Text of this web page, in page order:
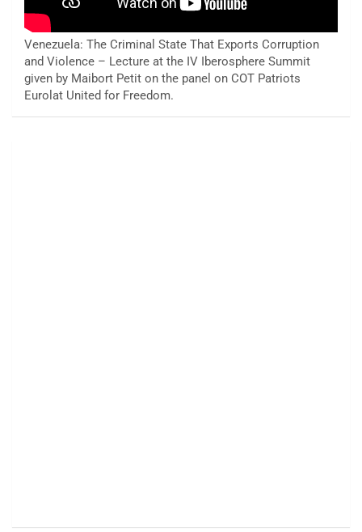
Venezuela: The Criminal State That Exports Corruption
and Violence – Lecture at the IV Iberosphere Summit
given by Maibort Petit on the panel on COT Patriots
Eurolat United for Freedom.